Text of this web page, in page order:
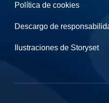
Política de cookies
Descargo de
Ilustraciones de Storyset